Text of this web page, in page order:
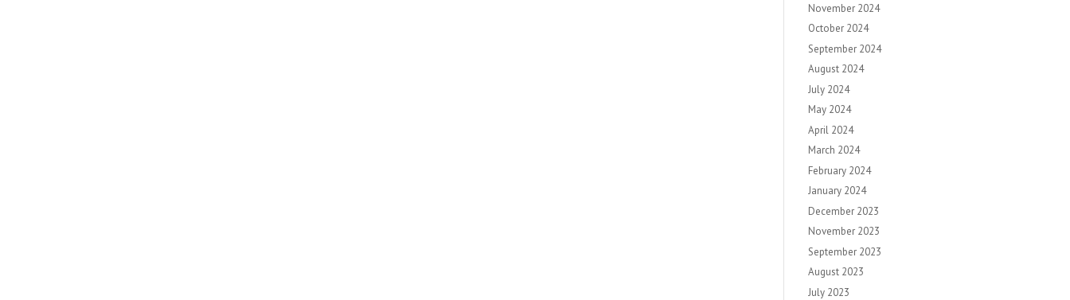
November 2024
October 2024
September 2024
August 2024
July 2024
May 2024
April 2024
March 2024
February 2024
January 2024
December 2023
November 2023
September 2023
August 2023
July 2023